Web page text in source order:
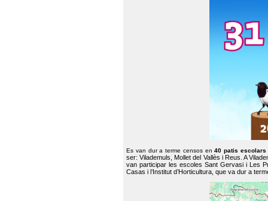
Es van dur a terme censos en40 patis escolars
ser: Vilademuls, Mollet del Vallès i Reus. A
van participar les escoles Sant Gervasi i Les
Casas i l’Institut d’Horticultura, que va dur a